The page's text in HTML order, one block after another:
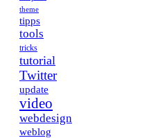
theme
tipps
tools
tricks
tutorial
Twitter
update
video
webdesign
weblog